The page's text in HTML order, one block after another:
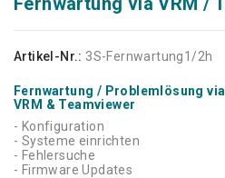
Artikel-Nr.: 3S-Fernwartung1/2h
Fernwartung / Problemlösung via
VRM & Teamviewer
- Konfiguration
- Systeme einrichten
- Fehlersuche
- Firmware Updates